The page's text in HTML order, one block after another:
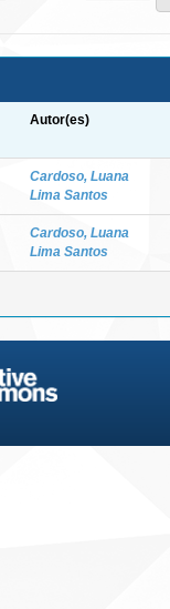
Autor(es)
Cardoso, Luana
Lima Santos
Cardoso, Luana
Lima Santos